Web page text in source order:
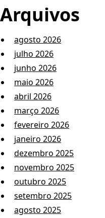
Arquivos
agosto 2026
julho 2026
junho 2026
maio 2026
abril 2026
março 2026
fevereiro 2026
janeiro 2026
dezembro 2025
novembro 2025
outubro 2025
setembro 2025
agosto 2025